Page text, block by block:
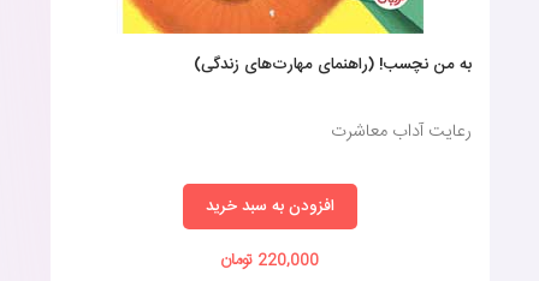
به من نچسب! (راهنمای مهارت‌های زندگی)
رعایت آداب معاشرت
افزودن به سبد خرید
220,000 تومان